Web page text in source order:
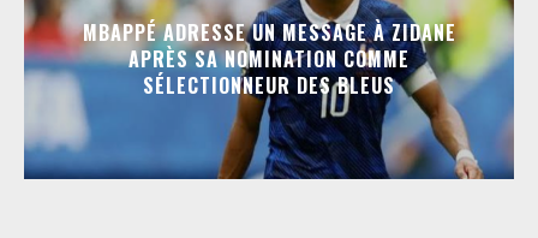
MBAPPÉ ADRESSE UN MESSAGE À ZIDANE
APRÈS SA NOMINATION COMME
SÉLECTIONNEUR DES BLEUS